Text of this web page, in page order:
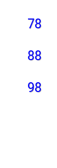
78
88
98